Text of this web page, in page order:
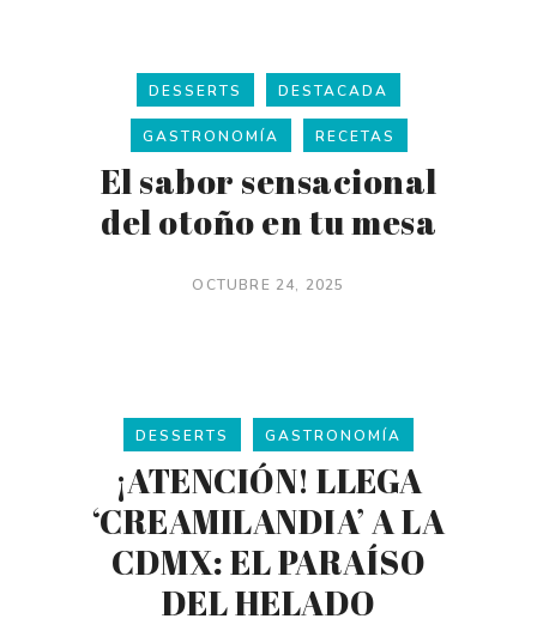
DESSERTS DESTACADA
GASTRONOMÍA RECETAS
El sabor sensacional
del otoño en tu mesa
OCTUBRE 24, 2025
DESSERTS GASTRONOMÍA
¡ATENCIÓN! LLEGA
‘CREAMILANDIA’ A LA
CDMX: EL PARAÍSO
DEL HELADO